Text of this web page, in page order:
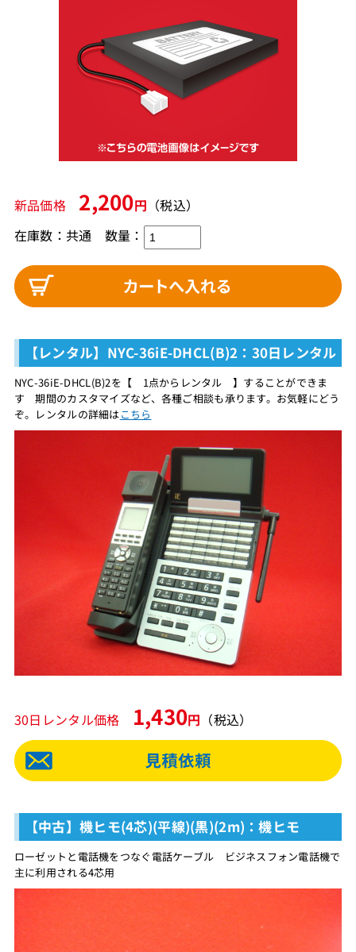
新品価格 2,200円 （税込）
在庫数：共通 数量：
【レンタル】NYC-36iE-DHCL(B)2：30日レンタル
NYC-36iE-DHCL(B)2を【 1点からレンタル 】することができま
す 期間のカスタマイズなど、各種ご相談も承ります。お気軽にどう
ぞ。レンタルの詳細はこちら
30日レンタル価格 1,430円 （税込）
【中古】機ヒモ(4芯)(平線)(黒)(2m)：機ヒモ
ローゼットと電話機をつなぐ電話ケーブル ビジネスフォン電話機で
主に利用される4芯用